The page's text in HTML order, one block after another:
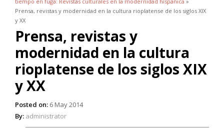
Prensa, revistas y modernidad en la cultura rioplatense de los siglos XIX
y XX
Prensa, revistas y
modernidad en la cultura
rioplatense de los siglos XIX
y XX
Posted on: 6 May 2014
By: administrator